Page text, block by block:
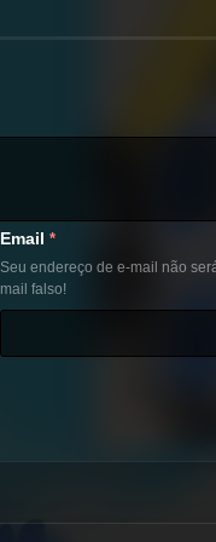
Email *
Seu endereço de e-mail não
mail falso!